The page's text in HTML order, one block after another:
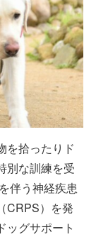
を拾ったりド
別な訓練を受
伴う神経疾患
CRPS）を発
ッグサポート